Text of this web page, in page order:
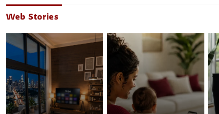
Web Stories